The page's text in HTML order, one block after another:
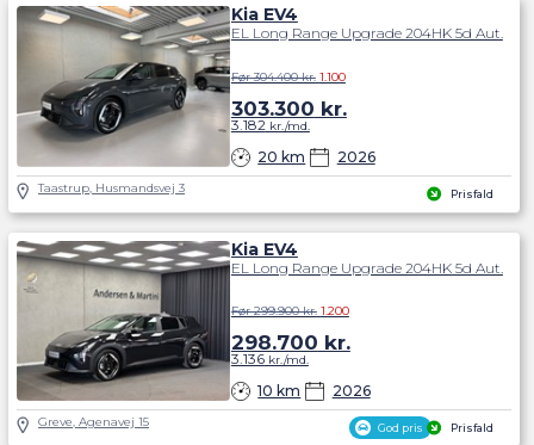
Prisfald
Kia EV4
EL Long Range Upgrade 204HK 5d Aut.
20 km 2026
Før 304.400 kr. 1.100
303.300 kr.
3.182kr./md.
Taastrup, Husmandsvej 3
God pris Prisfald
Kia EV4
EL Long Range Upgrade 204HK 5d Aut.
10 km 2026
Før 299.900 kr. 1.200
298.700 kr.
3.136kr./md.
Greve, Agenavej 15